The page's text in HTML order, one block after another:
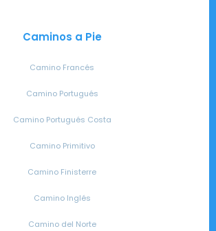
Caminos a Pie
Camino Francés
Camino Portugués
Camino Portugués Costa
Camino Primitivo
Camino Finisterre
Camino Inglés
Camino del Norte